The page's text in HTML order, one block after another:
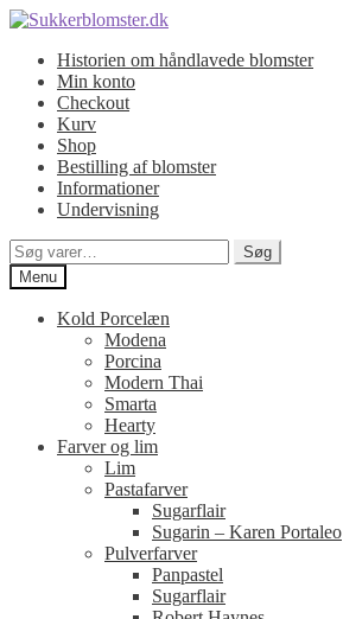
Spring
navigation
Spring
indholdHistorien om håndlavede blomster
Min konto
Checkout
Kurv
Shop
Bestilling af blomster
Informationer
Undervisning
Søg
efter:
Søg
Menu
Kold Porcelæn
Modena
Porcina
Modern Thai
Smarta
Hearty
Farver og lim
Lim
Pastafarver
Sugarflair
Sugarin – Karen Portaleo
Pulverfarver
Panpastel
Sugarflair